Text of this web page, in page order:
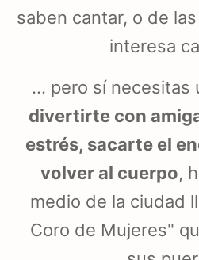
saben cantar, o de
interesa
… pero sí necesitas
divertirte con
estrés, sacarte el
volver al cuerpo,
medio de la ciudad
Coro de Mujeres"